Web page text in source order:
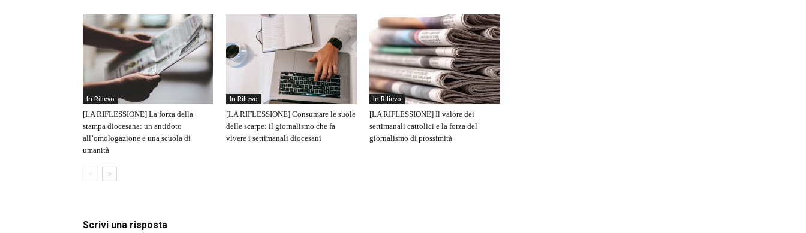
In Rilievo
[LA RIFLESSIONE] La forza della
stampa diocesana: un antidoto
all’omologazione e una scuola di
umanità
In Rilievo
[LA RIFLESSIONE] Consumare le suole
delle scarpe: il giornalismo che fa
vivere i settimanali diocesani
In Rilievo
[LA RIFLESSIONE] Il valore dei
settimanali cattolici e la forza del
giornalismo di prossimità
Scrivi una risposta